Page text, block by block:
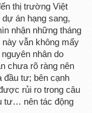
thị trường Việt
án hạng sang,
nhận những tháng
vẫn không mấy
nhân do
chưa rõ ràng nên
đầu tư; bên cạnh
rủi ro trong câu
tư… nên tác động